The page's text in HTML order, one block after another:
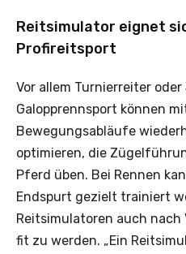
Reitsimulator eignet
Profireitsport
Vor allem Turnierreiter oder
Galopprennsport können
Bewegungsabläufe
optimieren, die
Pferd üben. Bei Rennen
Endspurt gezielt trainiert
Reitsimulatoren auch
fit zu werden. „Ein